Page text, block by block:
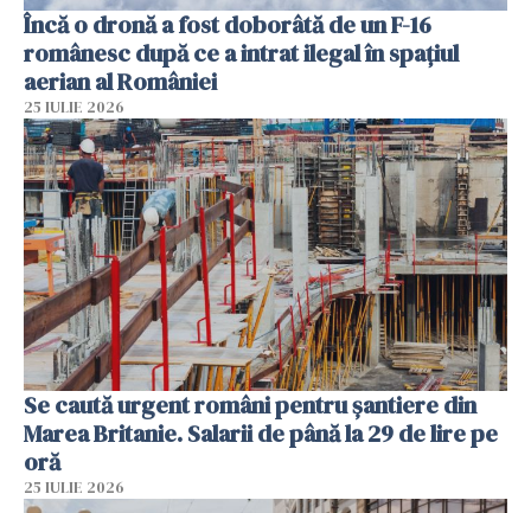
Încă o dronă a fost doborâtă de un F-16
românesc după ce a intrat ilegal în spațiul
aerian al României
25 IULIE 2026
Se caută urgent români pentru șantiere din
Marea Britanie. Salarii de până la 29 de lire pe
oră
25 IULIE 2026